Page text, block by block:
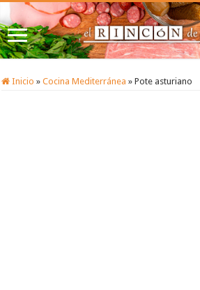
Inicio » Cocina Mediterránea » Pote asturiano